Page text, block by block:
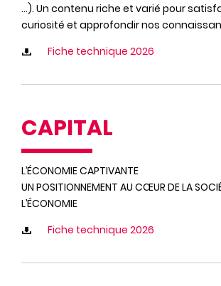
...). Un contenu riche et varié pour
curiosité et approfondir nos
Fiche technique 2026
CAPITAL
L’ÉCONOMIE CAPTIVANTE
UN POSITIONNEMENT AU CŒUR DE LA
L’ÉCONOMIE
Fiche technique 2026